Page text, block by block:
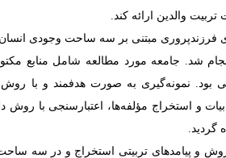
والدین ارائه کند.
مبتنی بر سه ساحت وجودی انسان:
شد. جامعه مورد مطالعه شامل منابع
بود. نمونه‌گیری به صورت هدفمند و با روش
و استخراج مؤلفه‌ها، اعتبارسنجی با
گردید.
و پیامدهای تربیتی استخراج و در سه